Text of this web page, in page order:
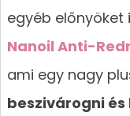
egyéb előnyöket
Nanoil Anti-
ami egy nagy
beszivárogni